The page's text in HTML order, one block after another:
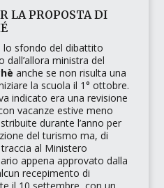
LA PROPOSTA DI
lo sfondo del dibattito
dall’allora ministra del
anche se non risulta una
la scuola il 1° ottobre.
indicato era una revisione
vacanze estive meno
durante l’anno per
del turismo ma, di
al Ministero
appena approvato dalla
recepimento di